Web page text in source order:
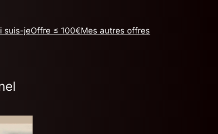
suis-jeOffre ≤ 100€Mes autres offres